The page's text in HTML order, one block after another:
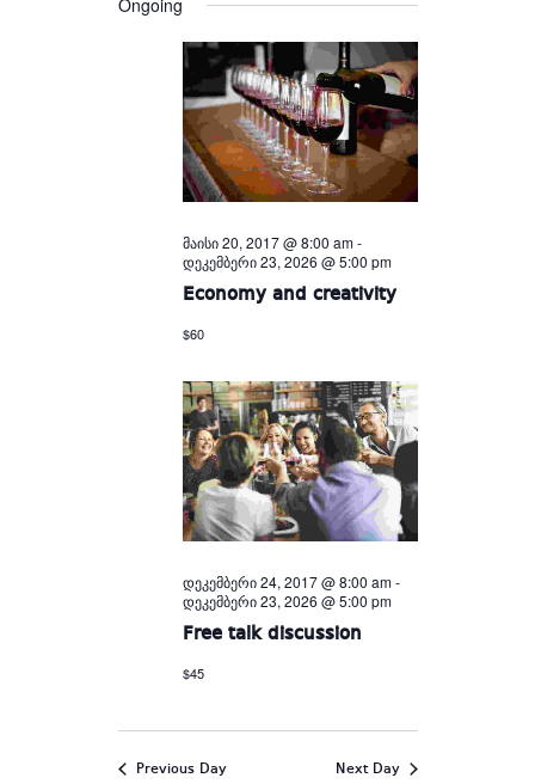
Ongoing
მაისი 20, 2017 @ 8:00 am-
დეკემბერი 23, 2026 @ 5:00 pm
Economy and creativity
$60
დეკემბერი 24, 2017 @ 8:00 am-
დეკემბერი 23, 2026 @ 5:00 pm
Free talk discussion
$45
Previous Day Next Day